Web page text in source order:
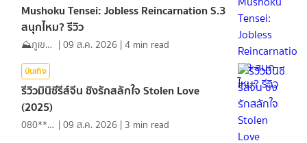
Mushoku Tensei: Jobless Reincarnation S.3
สนุกไหม? รีวิว
⛰️ภูเขาเล่าไปเรื่อย⛰️ |09 ส.ค. 2026 |4 min read
บันเทิง
รีวิวมินิซีรีส์จีน ชิงรักสลักใจ Stolen Love
(2025)
080******* |09 ส.ค. 2026 | 3 min read